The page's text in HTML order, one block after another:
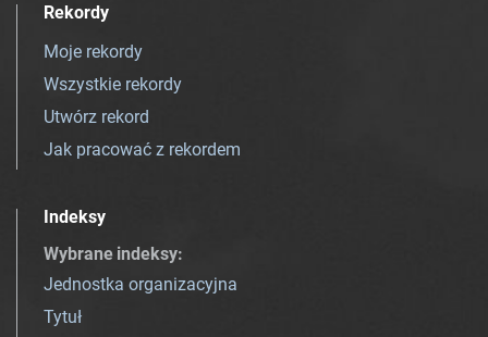
Rekordy
Moje rekordy
Wszystkie rekordy
Utwórz rekord
Jak pracować z rekordem
Indeksy
Wybrane indeksy:
Jednostka organizacyjna
Tytuł